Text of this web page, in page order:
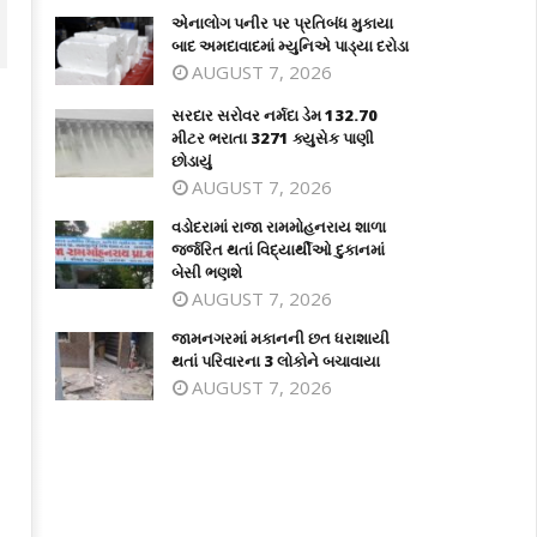
3271 ક્યુસેક પાણી છોડાયું
વડોદરામાં રાજા રામમોહનરાય શાળા
થતાં વિદ્યાર્થીઓ દુકાનમાં બેસી ભણશે
July
29,
એનાલોગ પનીર પર પ્રતિબંધ મુકાયા
બાદ અમદાવાદમાં મ્યુનિએ પાડ્યા દરોડા
AUGUST 7, 2026
સરદાર સરોવર નર્મદા ડેમ 132.70
મીટર ભરાતા 3271 ક્યુસેક પાણી
છોડાયું
AUGUST 7, 2026
વડોદરામાં રાજા રામમોહનરાય શાળા
જર્જરિત થતાં વિદ્યાર્થીઓ દુકાનમાં
બેસી ભણશે
AUGUST 7, 2026
જામનગરમાં મકાનની છત ધરાશાયી
થતાં પરિવારના 3 લોકોને બચાવાયા
AUGUST 7, 2026